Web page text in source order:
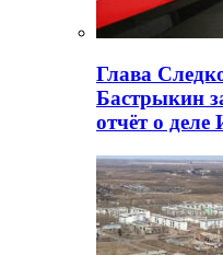
Глава
Бастрыкин
отчёт о